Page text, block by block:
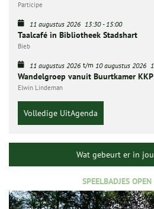
Participe
11 augustus 2026 13:30-15:00
Taalcafé in Bibliotheek Stadshart
Bieb
11 augustus 2026 t/m 10 augustus 2026
Wandelgroep vanuit Buurtkamer KKP
Elwin Lindeman
Volledige UitAgenda
Wat gebeurt er in
SPEELBADJES